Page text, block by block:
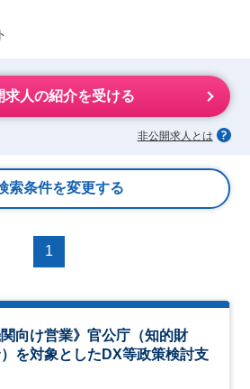
求人の紹介を受ける
非公開求人とは
索条件を変更する
1
関向け営業》官公庁（知的財
を対象としたDX等政策検討支